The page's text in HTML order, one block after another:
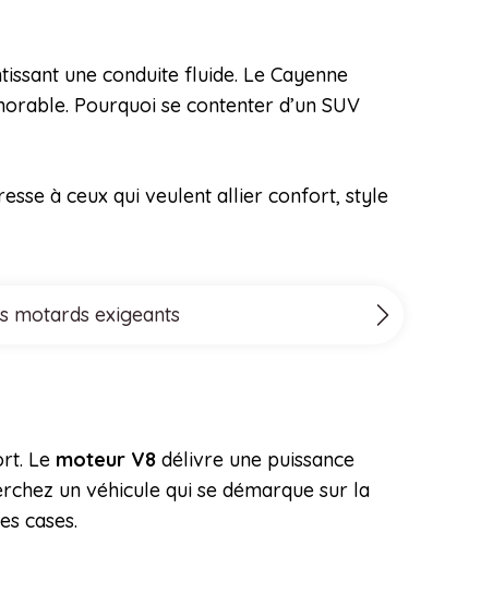
une conduite fluide. Le Cayenne
Pourquoi se contenter d’un SUV
à ceux qui veulent allier confort, style
motards exigeants
Le moteur V8 délivre une puissance
un véhicule qui se démarque sur la
cases.